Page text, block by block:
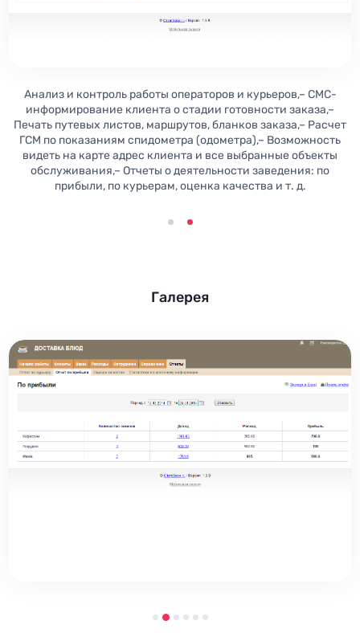
Анализ и контроль работы операторов и курьеров,– СМС-
информирование клиента о стадии готовности заказа,–
Печать путевых листов, маршрутов, бланков заказа,– Расчет
ГСМ по показаниям спидометра (одометра),– Возможность
видеть на карте адрес клиента и все выбранные объекты
обслуживания,– Отчеты о деятельности заведения: по
прибыли, по курьерам, оценка качества и т. д.
Галерея